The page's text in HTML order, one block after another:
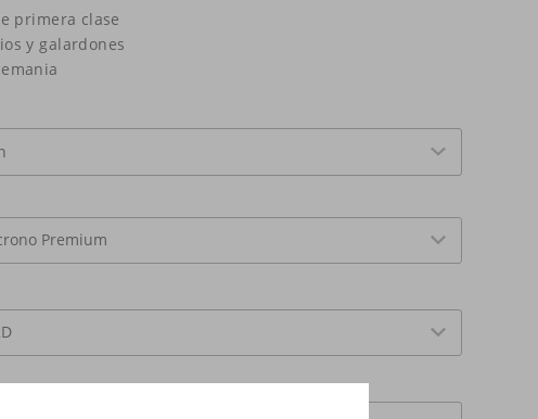
primera clase
y galardones
*